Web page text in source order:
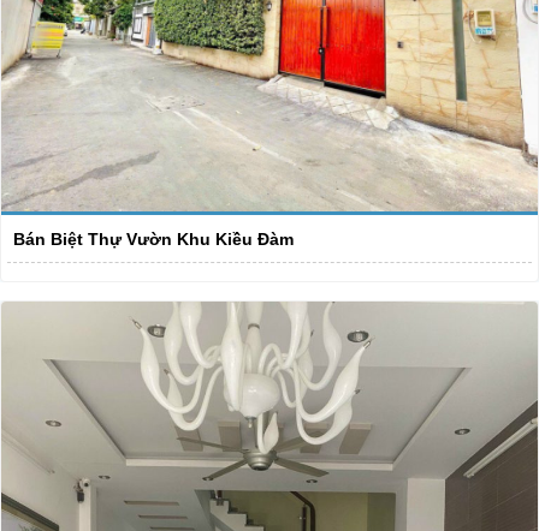
Bán Biệt Thự Vườn Khu Kiều Đàm